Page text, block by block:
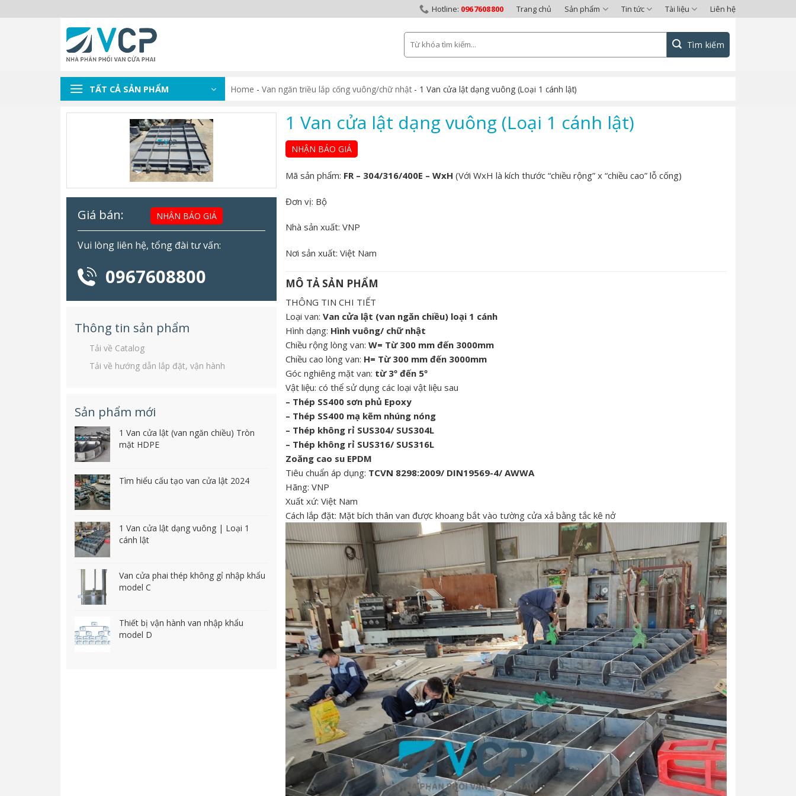
to
0967608800 Trang chủ Sản phẩm Tin tức Tài liệu Liên hệ
Tìm
kiếm:
TẤT CẢ SẢN PHẨM Home - Van ngăn triều lắp cống vuông/chữ nhật - 1 Van cửa lật dạng vuông (Loại 1 cánh lật)
Giá bán: NHẬN BÁO GIÁ
Vui lòng liên hệ, tổng đài tư vấn:
0967608800
Thông tin sản phẩm
Tải về Catalog
Tải về hướng dẫn lắp đặt, vận hành
Sản phẩm mới
1 Van cửa lật (van ngăn chiều) Tròn
mặt HDPE
Tìm hiểu cấu tạo van cửa lật 2024
1 Van cửa lật dạng vuông | Loại 1
cánh lật
Van cửa phai thép không gỉ nhập khẩu
model C
Thiết bị vận hành van nhập khẩu
model D
1 Van cửa lật dạng vuông (Loại 1 cánh lật)
NHẬN BÁO GIÁ
Mã sản phẩm: FR – 304/316/400E – WxH (Với WxH là kích thước “chiều rộng” x “chiều cao” lỗ cống)
Đơn vị: Bộ
Nhà sản xuất: VNP
Nơi sản xuất: Việt Nam
MÔ TẢ SẢN PHẨM
THÔNG TIN CHI TIẾT
Loại van: Van cửa lật (van ngăn chiều) loại 1 cánh
Hình dạng: Hình vuông/ chữ nhật
Chiều rộng lòng van: W= Từ 300 mm đến 3000mm
Chiều cao lòng van: H= Từ 300 mm đến 3000mm
Góc nghiêng mặt van: từ 3º đến 5º
Vật liệu: có thể sử dụng các loại vật liệu sau
– Thép SS400 sơn phủ Epoxy
– Thép SS400 mạ kẽm nhúng nóng
– Thép không rỉ SUS304/ SUS304L
– Thép không rỉ SUS316/ SUS316L
Zoăng cao su EPDM
Tiêu chuẩn áp dụng: TCVN 8298:2009/ DIN19569-4/ AWWA
Hãng: VNP
Xuất xứ: Việt Nam
Cách lắp đặt: Mặt bích thân van được khoang bắt vào tường cửa xả bằng tắc kê nở